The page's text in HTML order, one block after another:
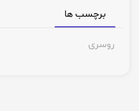
برچسب ها
روسری